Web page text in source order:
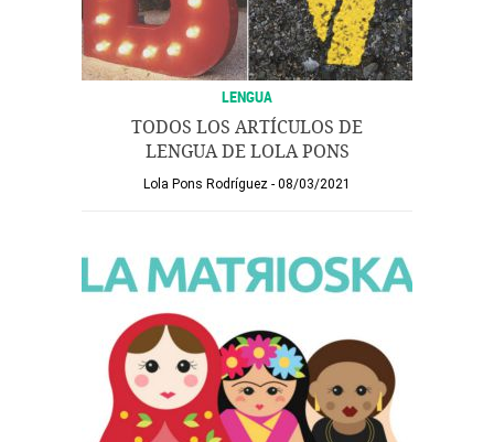
LENGUA
TODOS LOS ARTÍCULOS DE
LENGUA DE LOLA PONS
Lola Pons Rodríguez 08/03/2021